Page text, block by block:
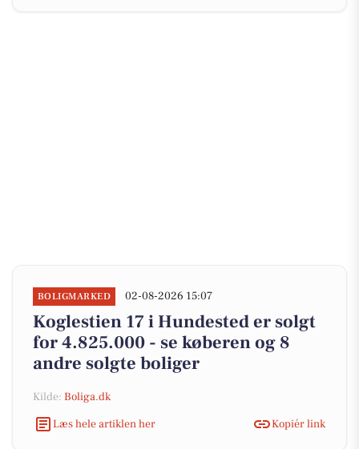
BOLIGMARKED 02-08-2026 15:07
Koglestien 17 i Hundested er solgt
for 4.825.000 - se køberen og 8
andre solgte boliger
Kilde: Boliga.dk
Læs hele artiklen her
Kopiér link